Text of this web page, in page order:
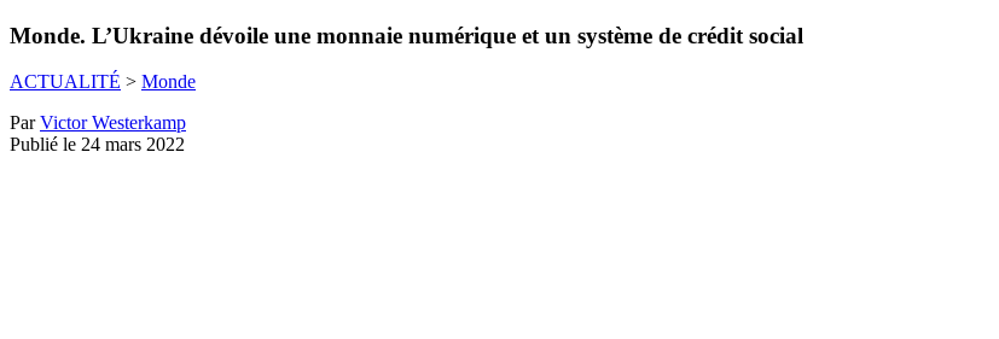
Monde. L’Ukraine dévoile une monnaie numérique et un système de crédit social
ACTUALITÉ > Monde
ParVictor Westerkamp
Publié le 24 mars 2022